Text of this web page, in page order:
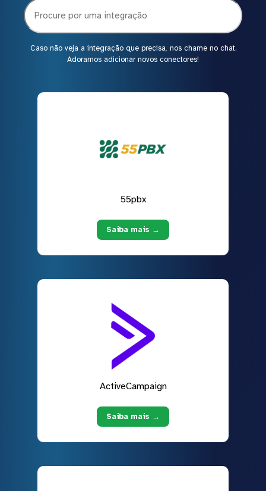
Caso não veja a integração que precisa, nos chame no chat.
Adoramos adicionar novos conectores!
55pbx
Saiba mais →
ActiveCampaign
Saiba mais →